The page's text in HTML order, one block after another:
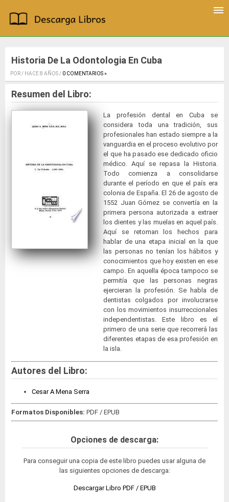
Historia De La Odontologia En Cuba
POR / HACE 8 AÑOS / 0 COMENTARIOS ».
Resumen del Libro:
La profesión dental en Cuba se
considera toda una tradición, sus
profesionales han estado siempre a la
vanguardia en el proceso evolutivo por
el que ha pasado ese dedicado oficio
médico. Aquí se repasa la Historia.
Todo comienza a consolidarse
durante el período en que el país era
colonia de España. El 26 de agosto de
1552 Juan Gómez se convertía en la
primera persona autorizada a extraer
los dientes y las muelas en aquel país.
Aquí se retoman los hechos para
hablar de una etapa inicial en la que
las personas no tenían los hábitos y
conocimientos que hoy existen en ese
campo. En aquella época tampoco se
permitía que las personas negras
ejercieran la profesión. Se habla de
dentistas colgados por involucrarse
con los movimientos insurreccionales
independentistas. Este libro es el
primero de una serie que recorrerá las
diferentes etapas de esa profesión en
la isla.
Autores del Libro:
Cesar A Mena Serra
Formatos Disponibles: PDF / EPUB
Opciones de descarga:
Para conseguir una copia de este libro puedes usar alguna de
las siguientes opciones de descarga:
Descargar Libro PDF / EPUB